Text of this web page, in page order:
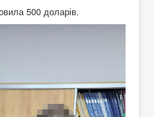
500 доларів.